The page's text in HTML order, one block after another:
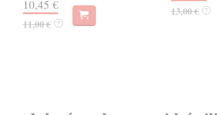
10,45 €
11,00 € ?
13,00 € ?